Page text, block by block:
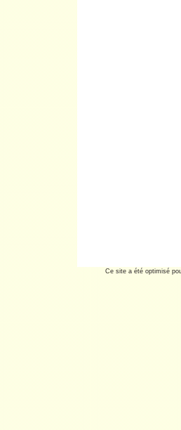
Ce site a été optimisé